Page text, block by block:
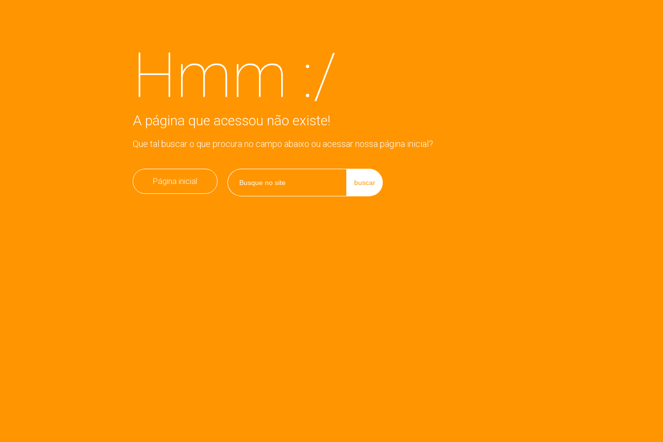
Hmm :/
A página que acessou não existe!
Que tal buscar o que procura no campo abaixo ou acessar nossa página inicial?
Página inicial